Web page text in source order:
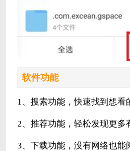
软件功能
1、搜索功能，快速找到想看
2、推荐功能，轻松发现更多
3、下载功能，没有网络也能